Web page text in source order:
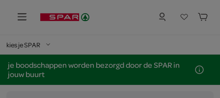
kies je SPAR
je boodschappen worden bezorgd door de SPAR in
jouw buurt